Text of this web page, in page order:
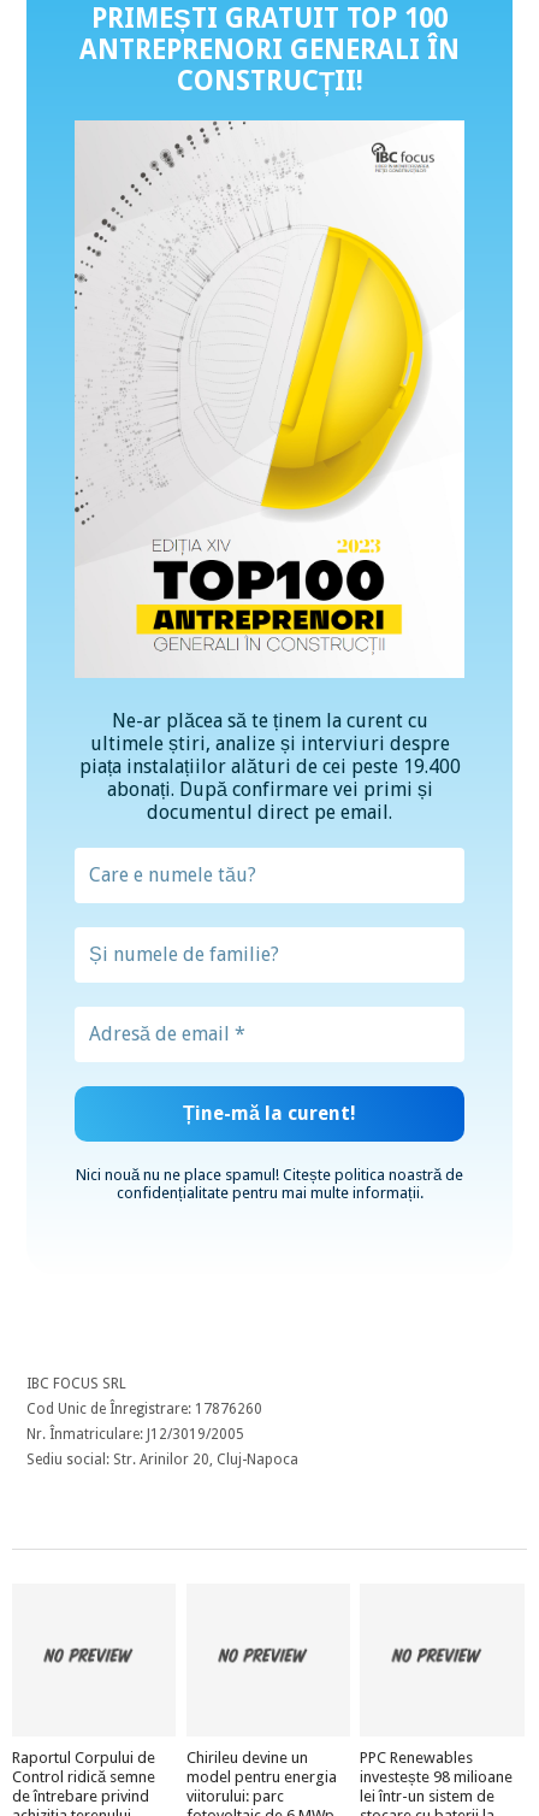
PRIMEȘTI GRATUIT TOP 100
ANTREPRENORI GENERALI ÎN
CONSTRUCȚII!
Ne-ar plăcea să te ținem la curent cu
ultimele știri, analize și interviuri despre
piața instalațiilor alături de cei peste 19.400
abonați. După confirmare vei primi și
documentul direct pe email.
Nici nouă nu ne place spamul! Citește politica noastră de
confidențialitatepentru mai multe informații.
IBC FOCUS SRL
Cod Unic de Înregistrare: 17876260
Nr. Înmatriculare: J12/3019/2005
Sediu social: Str. Arinilor 20, Cluj-Napoca
Raportul Corpului de
Control ridică semne
de întrebare privind
Chirileu devine un
model pentru energia
viitorului: parc
PPC Renewables
investește 98 milioane
lei într-un sistem de